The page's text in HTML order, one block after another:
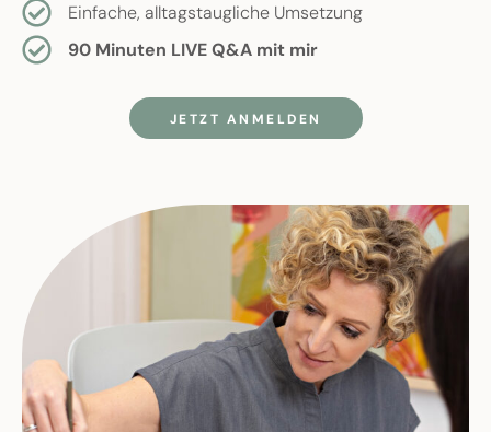
Einfache, alltagstaugliche Umsetzung
90 Minuten LIVE Q&A mit mir
JETZT ANMELDEN